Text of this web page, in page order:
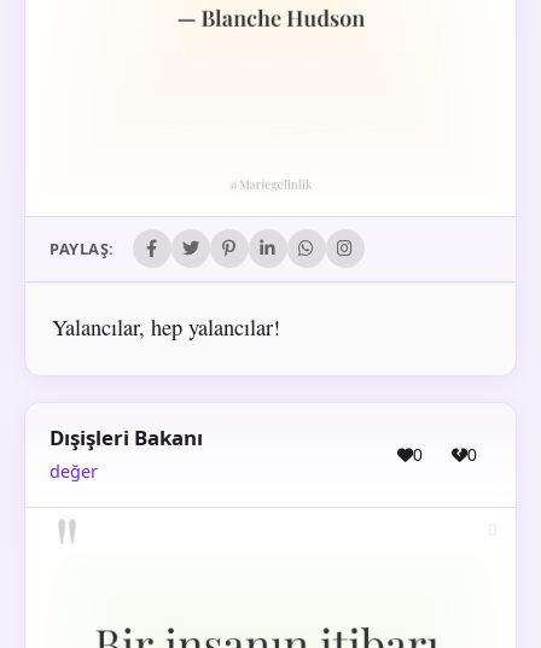
PAYLAŞ:
Yalancılar, hep yalancılar!
Dışişleri Bakanı
değer
0 0